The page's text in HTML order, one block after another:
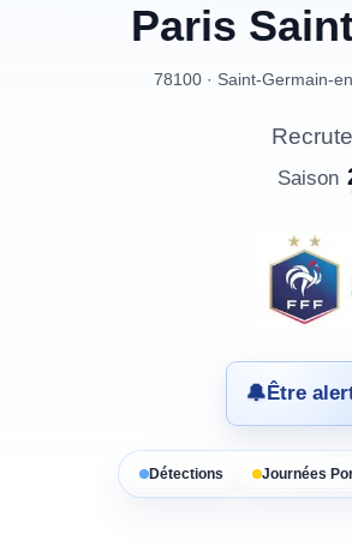
Paris
78100 · Saint-Germain-
Saison
🔔Être
Détections Journées